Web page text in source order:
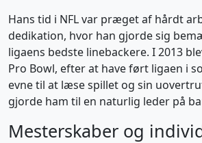
Hans tid i NFL var præget af hårdt
dedikation, hvor han gjorde sig
ligaens bedste linebackere. I 2013
Pro Bowl, efter at have ført ligaen i
evne til at læse spillet og sin
gjorde ham til en naturlig leder på
Mesterskaber og